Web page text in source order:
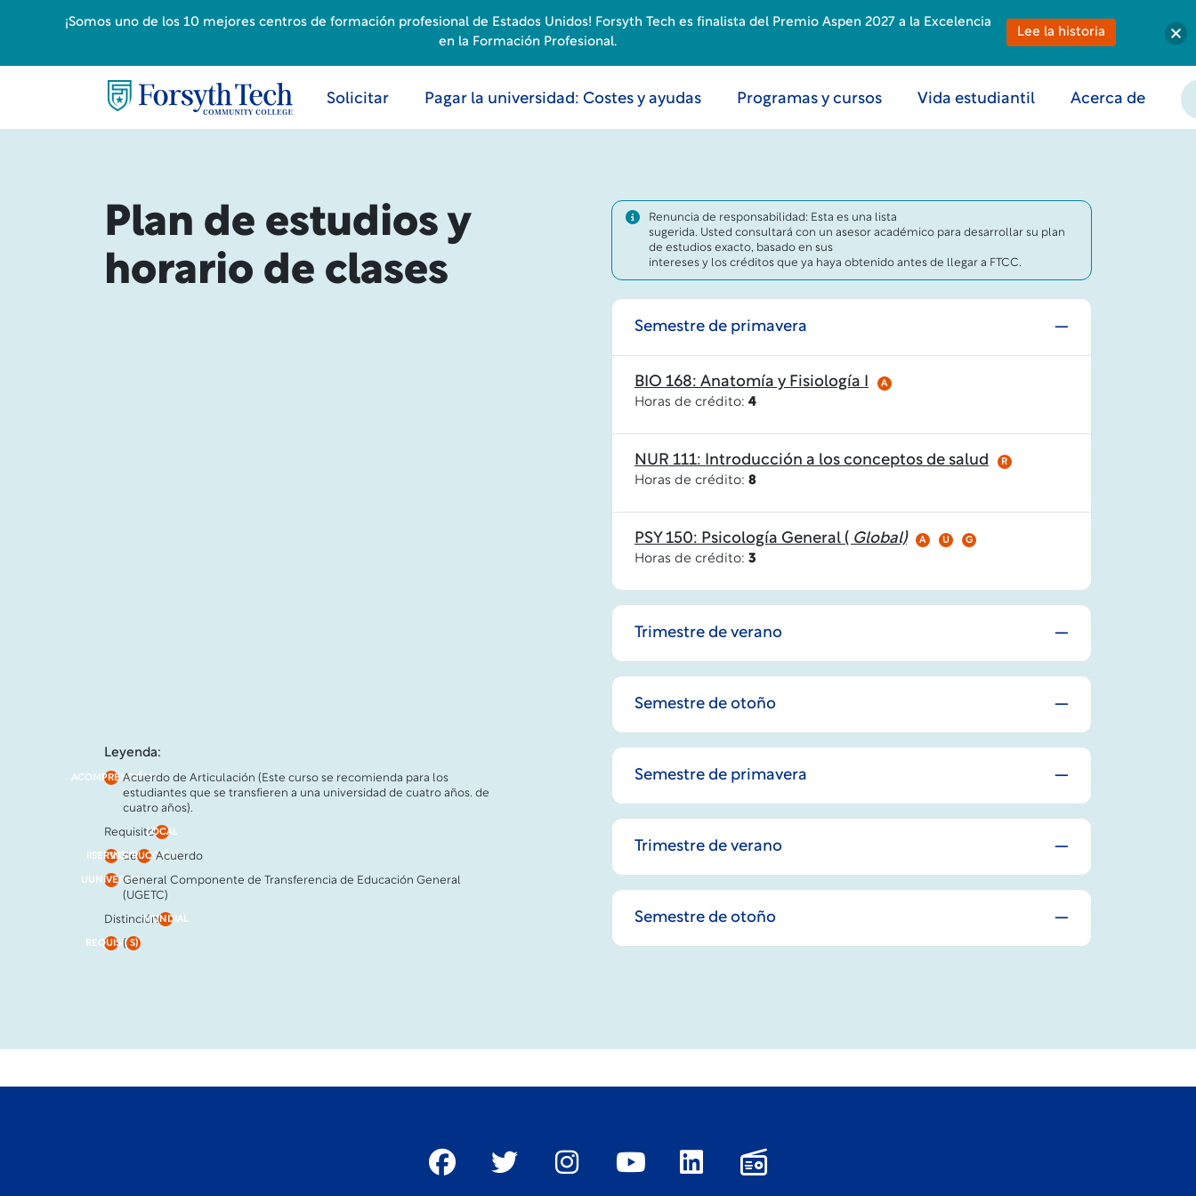
Solicitar Pagar la universidad: Costes y ayudas Programas y cursos Vida estudiantil Acerca de
Plan de estudios y
horario de clases
Leyenda:
ACOMPRENSIÓNAcuerdo de Articulación (Este curso se recomienda para los
estudiantes que se transfieren a una universidad de cuatro años. de
cuatro años).
RequisitoLOCAL
IISERVICIO
de
INSTRUCCIÓNAcuerdo
UUNIVERSALGeneral Componente de Transferencia de Educación General
(UGETC)
DistinciónMUNDIAL
REQUISITO
( S)
Renuncia de responsabilidad: Esta es una lista
sugerida. Usted consultará con un asesor académico para desarrollar su plan
de estudios exacto, basado en sus
intereses y los créditos que ya haya obtenido antes de llegar a FTCC.
Semestre de primavera
BIO 168: Anatomía y Fisiología I A
Horas de crédito: 4
NUR 111: Introducción a los conceptos de salud R
Horas de crédito: 8
PSY 150: Psicología General ( Global) A U G
Horas de crédito: 3
Trimestre de verano
Semestre de otoño
Semestre de primavera
Trimestre de verano
Semestre de otoño
¡Somos uno de los 10 mejores centros de formación profesional de Estados Unidos! Forsyth Tech es finalista del Premio Aspen 2027 a la Excelencia
en la Formación Profesional.
Lee la historia